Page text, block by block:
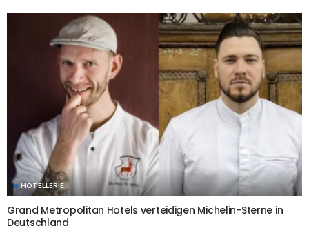
HOTELLERIE
Grand Metropolitan Hotels verteidigen Michelin-Sterne in
Deutschland